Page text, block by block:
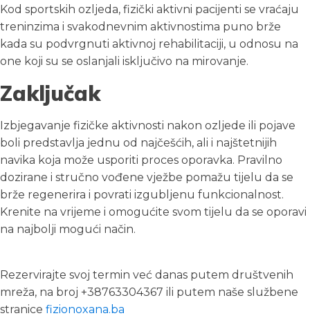
Kod sportskih ozljeda, fizički aktivni pacijenti se vraćaju
treninzima i svakodnevnim aktivnostima puno brže
kada su podvrgnuti aktivnoj rehabilitaciji, u odnosu na
one koji su se oslanjali isključivo na mirovanje.
Zaključak
Izbjegavanje fizičke aktivnosti nakon ozljede ili pojave
boli predstavlja jednu od najčešćih, ali i najštetnijih
navika koja može usporiti proces oporavka. Pravilno
dozirane i stručno vođene vježbe pomažu tijelu da se
brže regenerira i povrati izgubljenu funkcionalnost.
Krenite na vrijeme i omogućite svom tijelu da se oporavi
na najbolji mogući način.
Rezervirajte svoj termin već danas putem društvenih
mreža, na broj +38763304367 ili putem naše službene
stranice fizionoxana.ba